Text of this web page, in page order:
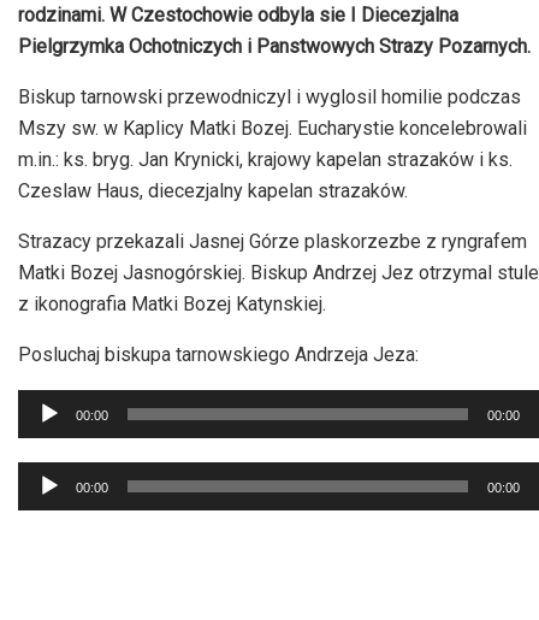
rodzinami. W Czestochowie odbyla sie I Diecezjalna
Pielgrzymka Ochotniczych i Panstwowych Strazy Pozarnych.
Biskup tarnowski przewodniczyl i wyglosil homilie podczas
Mszy sw. w Kaplicy Matki Bozej. Eucharystie koncelebrowali
m.in.: ks. bryg. Jan Krynicki, krajowy kapelan strazaków i ks.
Czeslaw Haus, diecezjalny kapelan strazaków.
Strazacy przekazali Jasnej Górze plaskorzezbe z ryngrafem
Matki Bozej Jasnogórskiej. Biskup Andrzej Jez otrzymal stule
z ikonografia Matki Bozej Katynskiej.
Posluchaj biskupa tarnowskiego Andrzeja Jeza:
Odtwarzacz
plików
dźwiękowych
00:00 00:00
Odtwarzacz
plików
00:00 00:00